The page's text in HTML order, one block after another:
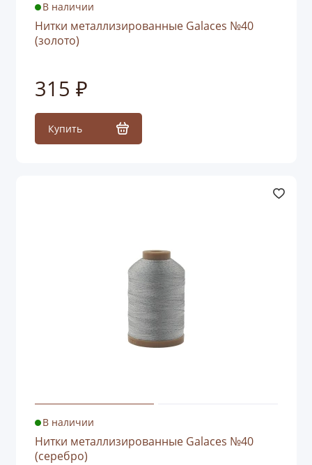
В наличии
Нитки металлизированные Galaces №40
(золото)
315 ₽
Купить
В наличии
Нитки металлизированные Galaces №40
(серебро)